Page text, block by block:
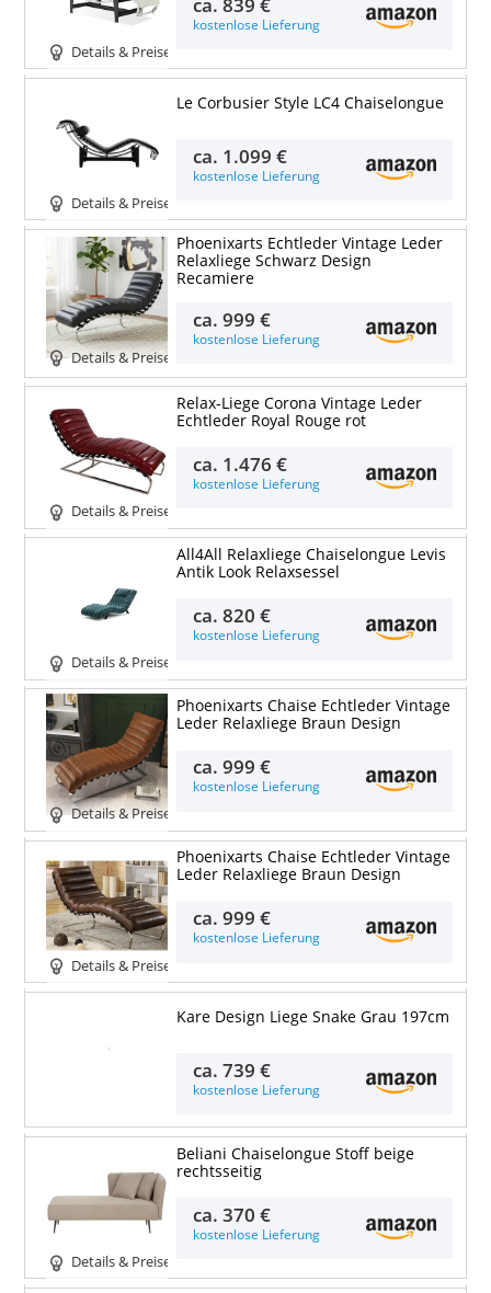
Details & Preise
kostenlose Lieferung
Details & Preise
Le Corbusier Style LC4 Chaiselongue
ca. 1.099 €
kostenlose Lieferung
Details & Preise
Phoenixarts Echtleder Vintage Leder
Relaxliege Schwarz Design
Recamiere
ca.999 €
kostenlose Lieferung
Details & Preise
Relax-Liege Corona Vintage Leder
Echtleder Royal Rouge rot
ca. 1.476 €
kostenlose Lieferung
Details & Preise
All4All Relaxliege Chaiselongue Levis
Antik Look Relaxsessel
ca.820 €
kostenlose Lieferung
Details & Preise
Phoenixarts Chaise Echtleder Vintage
Leder Relaxliege Braun Design
ca.999 €
kostenlose Lieferung
Details & Preise
Phoenixarts Chaise Echtleder Vintage
Leder Relaxliege Braun Design
ca.999 €
kostenlose Lieferung
Kare Design Liege Snake Grau 197cm
ca.739 €
kostenlose Lieferung
Details & Preise
Beliani Chaiselongue Stoff beige
rechtsseitig
ca.370 €
kostenlose Lieferung